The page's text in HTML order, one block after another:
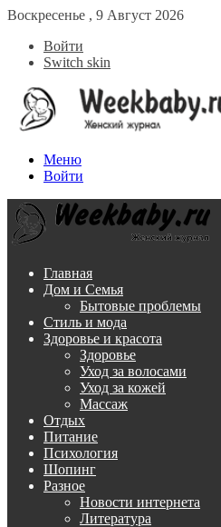
Воскресенье , 9 Август 2026
Войти
Switch skin
Меню
Войти
Главная
Дом и Семья
Бытовые проблемы
Стиль и мода
Здоровье и красота
Здоровье
Уход за волосами
Уход за кожей
Массаж
Отдых
Питание
Психология
Шопинг
Разное
Новости интернета
Литература